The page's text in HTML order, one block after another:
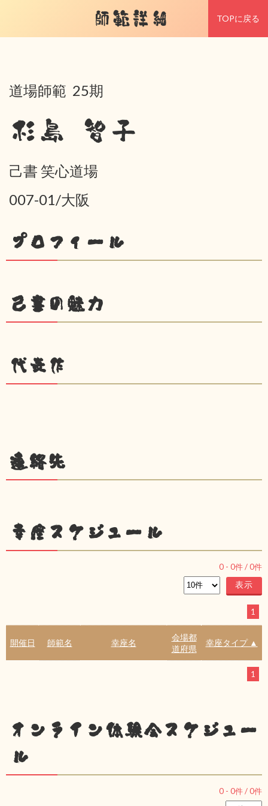
師範詳細 TOPに戻る
道場師範 25期
杉島 智子
己書 笑心道場
007-01/大阪
プロフィール
己書の魅力
代表作
連絡先
幸座スケジュール
0 - 0件 /0件
1
開催日 師範名 幸座名
会場都
道府県
幸座タイプ ▲
1
オンライン体験会スケジュー
ル
0 - 0件 /0件